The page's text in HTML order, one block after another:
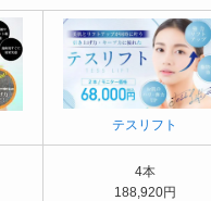
テスリフト
4本
188,920円